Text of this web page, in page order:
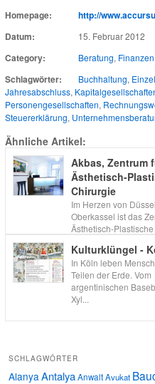
Homepage:
http://
Datum:
15. Februar 2012
Category: Beratung,
Schlagwörter: Buchhaltung,
Jahresabschluss,
Personengesellschaften,
Steuererklärung,
Ähnliche Artikel:
Akbas, Zentrum
Ästhetisch-
Chirurgie
Im Herzen von
Oberkassel ist das
Ästhetisch-
Kulturklüngel -
In Köln leben
Teilen der Erde. Vom
argentinischen
Xyl...
SCHLAGWÖRTER
Alanya AntalyaAnwaltAvukat